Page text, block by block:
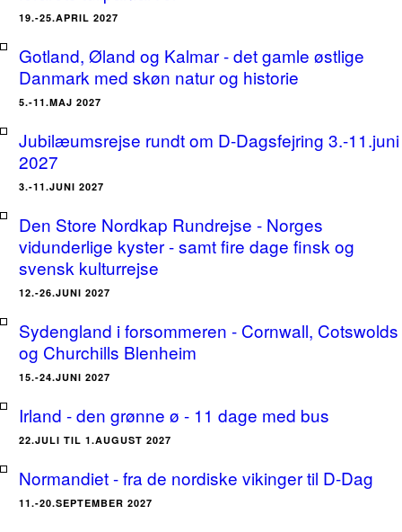
19.-25.APRIL 2027
Gotland, Øland og Kalmar - det gamle østlige
Danmark med skøn natur og historie
5.-11.MAJ 2027
Jubilæumsrejse rundt om D-Dagsfejring 3.-11.juni
2027
3.-11.JUNI 2027
Den Store Nordkap Rundrejse - Norges
vidunderlige kyster - samt fire dage finsk og
svensk kulturrejse
12.-26.JUNI 2027
Sydengland i forsommeren - Cornwall, Cotswolds
og Churchills Blenheim
15.-24.JUNI 2027
Irland - den grønne ø - 11 dage med bus
22.JULI TIL 1.AUGUST 2027
Normandiet - fra de nordiske vikinger til D-Dag
11.-20.SEPTEMBER 2027